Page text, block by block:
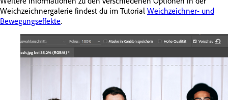
Weichzeichnergalerie findest du im Tutorial Weichzeichner- und
Bewegungseffekte.